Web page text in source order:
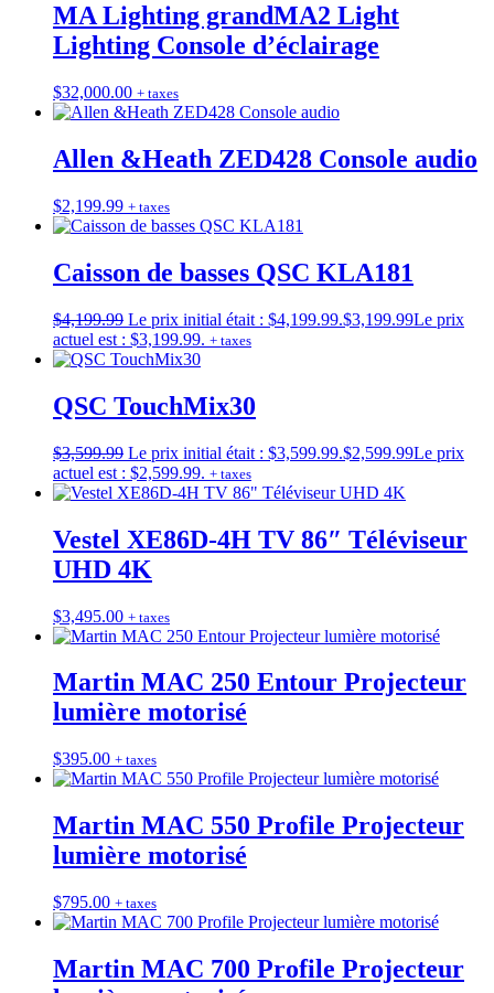
MA Lighting grandMA2 Light
Lighting Console d’éclairage
$32,000.00 + taxes
Allen &Heath ZED428 Console audio
$2,199.99 + taxes
Caisson de basses QSC KLA181
$4,199.99 Le prix initial était : $4,199.99.$3,199.99Le prix
actuel est : $3,199.99. + taxes
QSC TouchMix30
$3,599.99 Le prix initial était : $3,599.99.$2,599.99Le prix
actuel est : $2,599.99. + taxes
Vestel XE86D-4H TV 86″ Téléviseur
UHD 4K
$3,495.00 + taxes
Martin MAC 250 Entour Projecteur
lumière motorisé
$395.00 + taxes
Martin MAC 550 Profile Projecteur
lumière motorisé
$795.00 + taxes
Martin MAC 700 Profile Projecteur